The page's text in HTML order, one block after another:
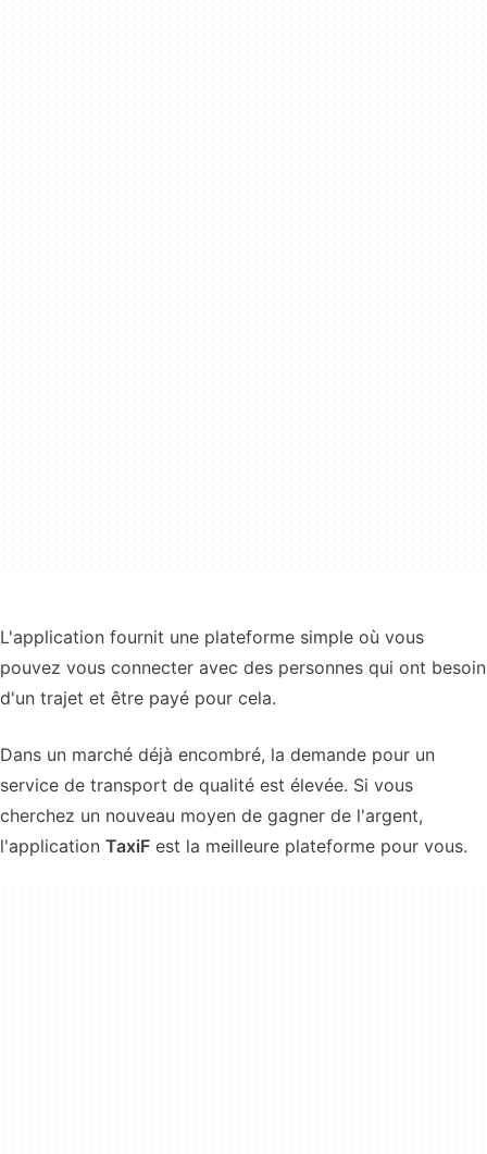
L'application fournit une plateforme simple où vous
pouvez vous connecter avec des personnes qui ont besoin
d'un trajet et être payé pour cela.
Dans un marché déjà encombré, la demande pour un
service de transport de qualité est élevée. Si vous
cherchez un nouveau moyen de gagner de l'argent,
l'application TaxiF est la meilleure plateforme pour vous.